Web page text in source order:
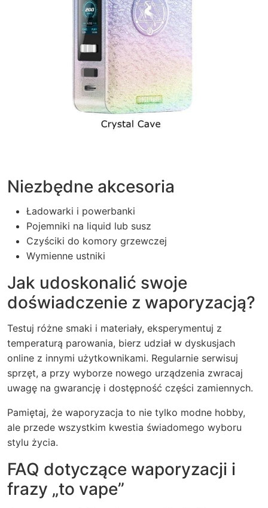
Niezbędne akcesoria
Ładowarki i powerbanki
Pojemniki na liquid lub susz
Czyściki do komory grzewczej
Wymienne ustniki
Jak udoskonalić swoje
doświadczenie z waporyzacją?
Testuj różne smaki i materiały, eksperymentuj z
temperaturą parowania, bierz udział w dyskusjach
online z innymi użytkownikami. Regularnie serwisuj
sprzęt, a przy wyborze nowego urządzenia zwracaj
uwagę na gwarancję i dostępność części zamiennych.
Pamiętaj, że waporyzacja to nie tylko modne hobby,
ale przede wszystkim kwestia świadomego wyboru
stylu życia.
FAQ dotyczące waporyzacji i
frazy „to vape”